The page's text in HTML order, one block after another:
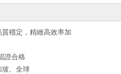
穩定，精緻高效率加
證合格
坡、全球